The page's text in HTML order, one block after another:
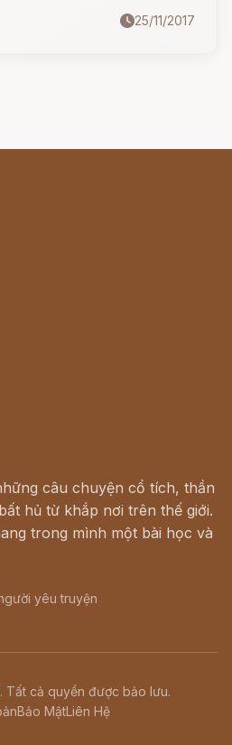
ngọc quý của mình ra
25/11/2017
câu chuyện cổ tích, thần
hủ từ khắp nơi trên thế giới.
trong mình một bài học và
yêu truyện
Tất cả quyền được bảo lưu.
Bảo MậtLiên Hệ